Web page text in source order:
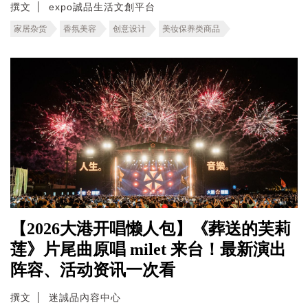
撰文 expo誠品生活文創平台
家居杂货 香氛美容 创意设计 美妆保养类商品
【2026大港开唱懒人包】《葬送的芙莉
莲》片尾曲原唱 milet 来台！最新演出
阵容、活动资讯一次看
撰文 迷誠品內容中心